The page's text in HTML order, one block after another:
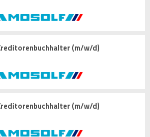
(m/w/d)
(m/w/d)